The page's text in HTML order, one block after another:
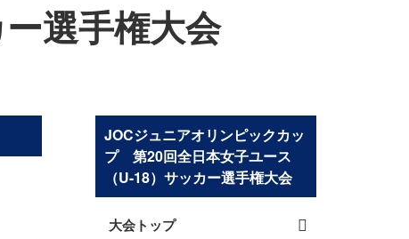
選手権大会
JOCジュニアオリンピックカッ
プ 第20回全日本女子ユース
（U-18）サッカー選手権大会
大会トップ